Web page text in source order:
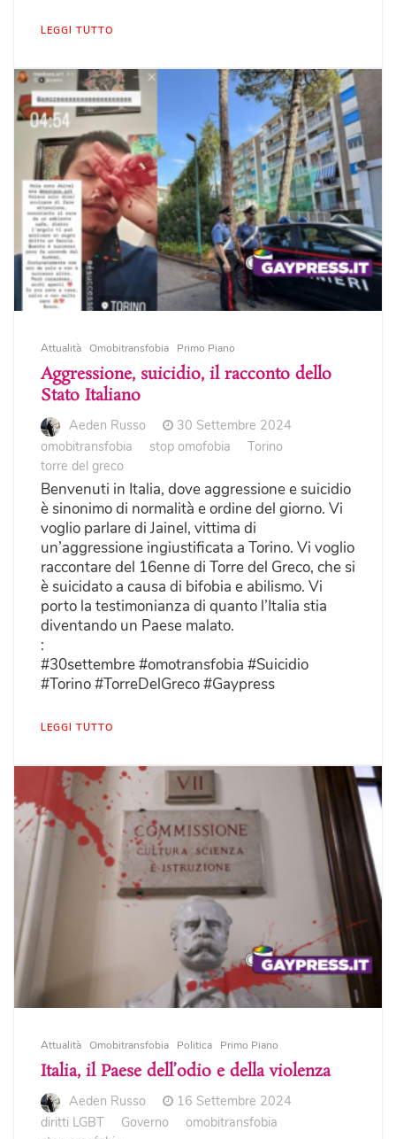
LEGGI TUTTO
Attualità Omobitransfobia Primo Piano
Aggressione, suicidio, il racconto dello
Stato Italiano
Aeden Russo
30 Settembre 2024
omobitransfobia
stop omofobia
Torino
torre del greco
Benvenuti in Italia, dove aggressione e suicidio
è sinonimo di normalità e ordine del giorno. Vi
voglio parlare di Jainel, vittima di
un’aggressione ingiustificata a Torino. Vi voglio
raccontare del 16enne di Torre del Greco, che si
è suicidato a causa di bifobia e abilismo. Vi
porto la testimonianza di quanto l’Italia stia
diventando un Paese malato.
:
#30settembre #omotransfobia #Suicidio
#Torino #TorreDelGreco #Gaypress
LEGGI TUTTO
Attualità Omobitransfobia Politica Primo Piano
Italia, il Paese dell’odio e della violenza
Aeden Russo
16 Settembre 2024
diritti LGBT
Governo
omobitransfobia